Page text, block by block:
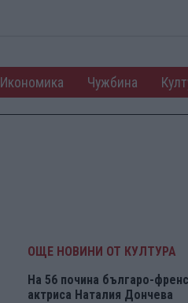
Икономика Чужбина
ОЩЕ НОВИНИ ОТ КУЛТУРА
На 56 почина българо-
актриса Наталия Дончева